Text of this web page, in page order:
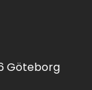
Göteborg